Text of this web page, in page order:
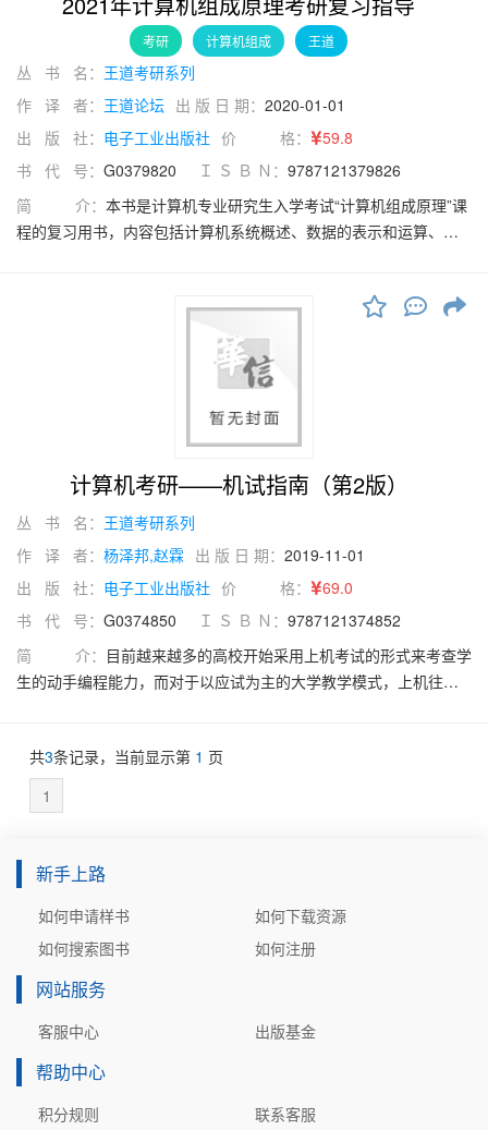
考研 计算机组成 王道
丛 书 名： 王道考研系列
作 译 者： 王道论坛 出 版 日 期： 2020-01-01
出 版 社： 电子工业出版社 价 格：
59.8
书 代 号： G0379820 Ｉ Ｓ Ｂ Ｎ： 9787121379826
简 介： 本书是计算机专业研究生入学考试“计算机组成原理”课
程的复习用书，内容包括计算机系统概述、数据的表示和运算、存
知识点进行集中梳理，力求内容精炼、重点突出、深入浅出。本书
精选各名校的历年考研真题，给出详细的解题思路，力求实现讲练
结合、灵活掌握、举一反三的功效。通过本书“书本＋在线”的学习方
式与网上答疑，可大大提高考生的复习效果，达到事半功倍的复习
效率。本书可作为考生参加计算机专业研究生入学考试的备考复习
用书，也可作为计算机专业的学生学习操作系统课程的辅导用
计算机考研——机试指南（第2版）
丛 书 名： 王道考研系列
作 译 者： 杨泽邦,赵霖 出 版 日 期： 2019-11-01
出 版 社： 电子工业出版社 价 格：
69.0
书 代 号： G0374850 Ｉ Ｓ Ｂ Ｎ： 9787121374852
简 介： 目前越来越多的高校开始采用上机考试的形式来考查学
生的动手编程能力，而对于以应试为主的大学教学模式，上机往往
供最可靠的练习指导。书中的所有机试题在九度
OJ（ac.jobdu.com）上均有收录，建议读者在阅读本书时，结合上
机练习，自己动手测试。本书不仅可以作为研究生入学考试的复试
用书。
共3条记录，当前显示第 1 页
1
新手上路
如何申请样书
如何下载资源
如何搜索图书
如何注册
网站服务
客服中心 出版基金
帮助中心
积分规则 联系客服